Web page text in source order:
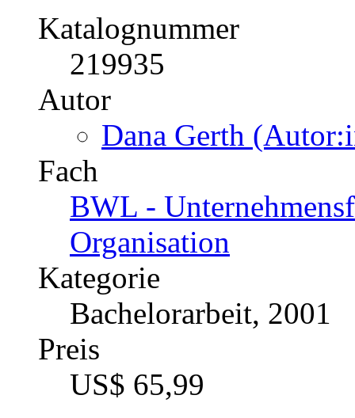
Katalognummer
219935
Autor
Dana Gerth
Fach
BWL -
Organisation
Kategorie
Bachelorarbeit, 2001
Preis
US$ 65,99